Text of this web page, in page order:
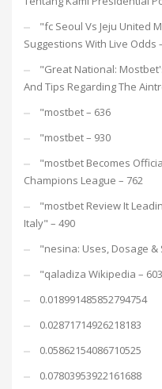
"fc Seoul Vs Jeju United
Suggestions With Live Odds
"Great National:
And Tips Regarding The
"mostbet – 636
"mostbet – 930
"mostbet Becomes
Champions League – 762
"mostbet Review It
Italy" – 490
"nesina: Uses, Dosage &
"qaladiza Wikipedia – 603
0.018991485852794754
0.02871714926218183
0.05862154086710525
0.07803953922161688